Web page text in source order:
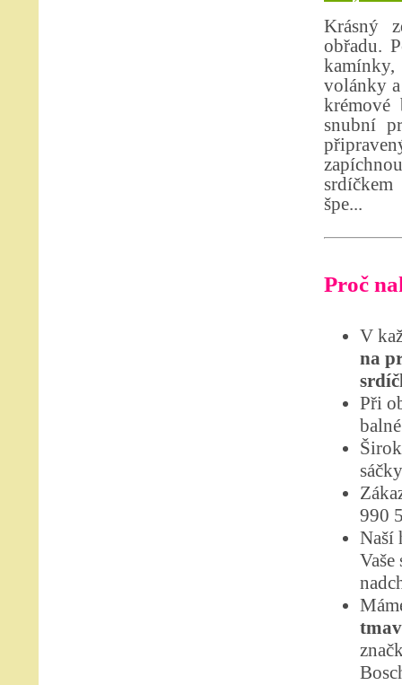
Krásný
obřadu.
kamínky,
volánky
krémové
snubní
špe...
Proč
V
na
Při
990
Naší